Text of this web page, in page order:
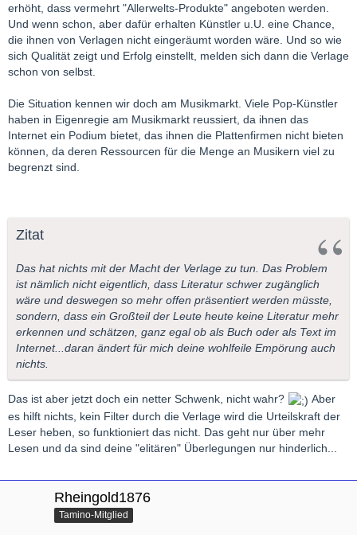
erhöht, dass vermehrt "Allerwelts-Produkte" angeboten werden.
Und wenn schon, aber dafür erhalten Künstler u.U. eine Chance,
die ihnen von Verlagen nicht eingeräumt worden wäre. Und so wie
sich Qualität zeigt und Erfolg einstellt, melden sich dann die Verlage
schon von selbst.
Die Situation kennen wir doch am Musikmarkt. Viele Pop-Künstler
haben in Eigenregie am Musikmarkt reussiert, da ihnen das
Internet ein Podium bietet, das ihnen die Plattenfirmen nicht bieten
können, da deren Ressourcen für die Menge an Musikern viel zu
begrenzt sind.
Zitat
Das hat nichts mit der Macht der Verlage zu tun. Das Problem
ist nämlich nicht eigentlich, dass Literatur schwer zugänglich
wäre und deswegen so mehr offen präsentiert werden müsste,
sondern, dass ein Großteil der Leute heute keine Literatur mehr
erkennen und schätzen, ganz egal ob als Buch oder als Text im
Internet...daran ändert für mich deine wohlfeile Empörung auch
nichts.
Das ist aber jetzt doch ein netter Schwenk, nicht wahr?
Aber
es hilft nichts, kein Filter durch die Verlage wird die Urteilskraft der
Leser heben, so funktioniert das nicht. Das geht nur über mehr
Lesen und da sind deine "elitären" Überlegungen nur hinderlich...
Rheingold1876
Tamino-Mitglied